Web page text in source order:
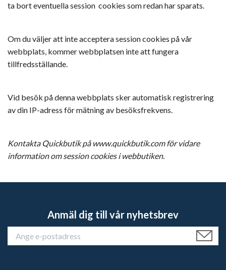
ta bort eventuella session cookies som redan har sparats.
Om du väljer att inte acceptera session cookies på vår
webbplats, kommer webbplatsen inte att fungera
tillfredsställande.
Vid besök på denna webbplats sker automatisk registrering
av din IP-adress för mätning av besöksfrekvens.
Kontakta Quickbutik på www.quickbutik.com för vidare
information om session cookies i webbutiken.
Anmäl dig till vår nyhetsbrev